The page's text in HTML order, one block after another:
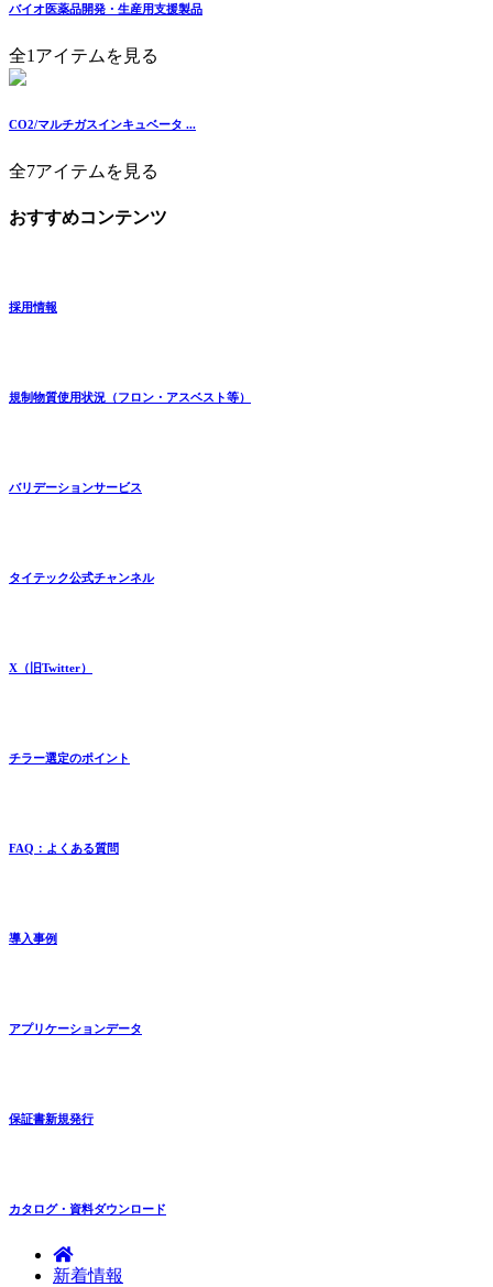
バイオ医薬品開発・生産用支援製品
全1アイテムを見る
CO2/マルチガスインキュベータ ...
全7アイテムを見る
おすすめコンテンツ
採用情報
規制物質使用状況（フロン・アスベスト等）
バリデーションサービス
タイテック公式チャンネル
X（旧Twitter）
チラー選定のポイント
FAQ：よくある質問
導入事例
アプリケーションデータ
保証書新規発行
カタログ・資料ダウンロード
新着情報